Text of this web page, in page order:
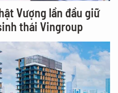
Vượng lần đầu giữ
thái Vingroup